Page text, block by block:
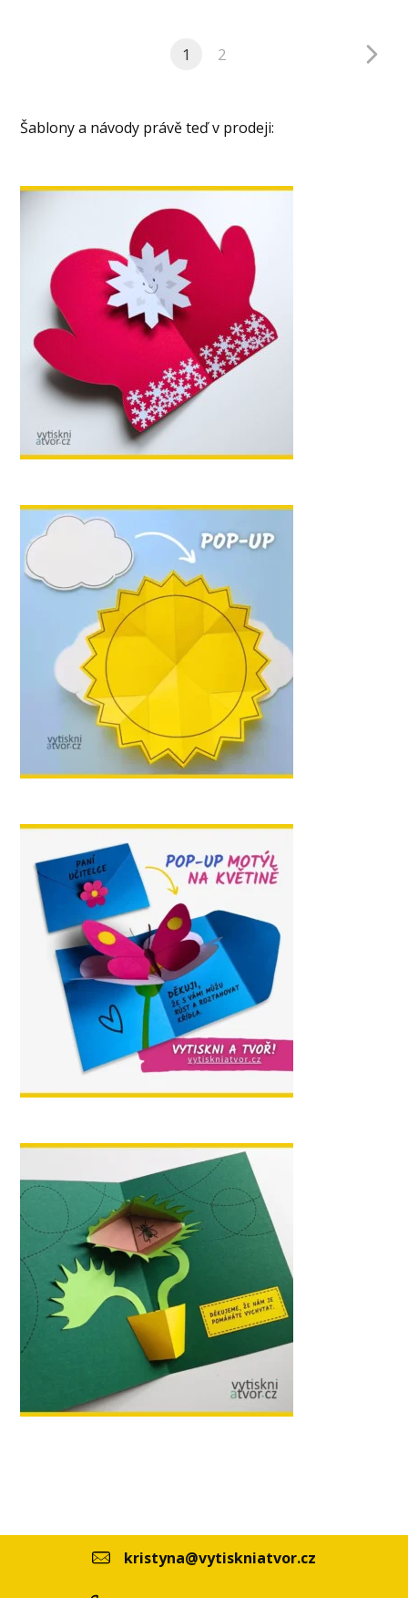
1 2
Šablony a návody právě teď v prodeji:
kristyna@vytiskniatvor.cz